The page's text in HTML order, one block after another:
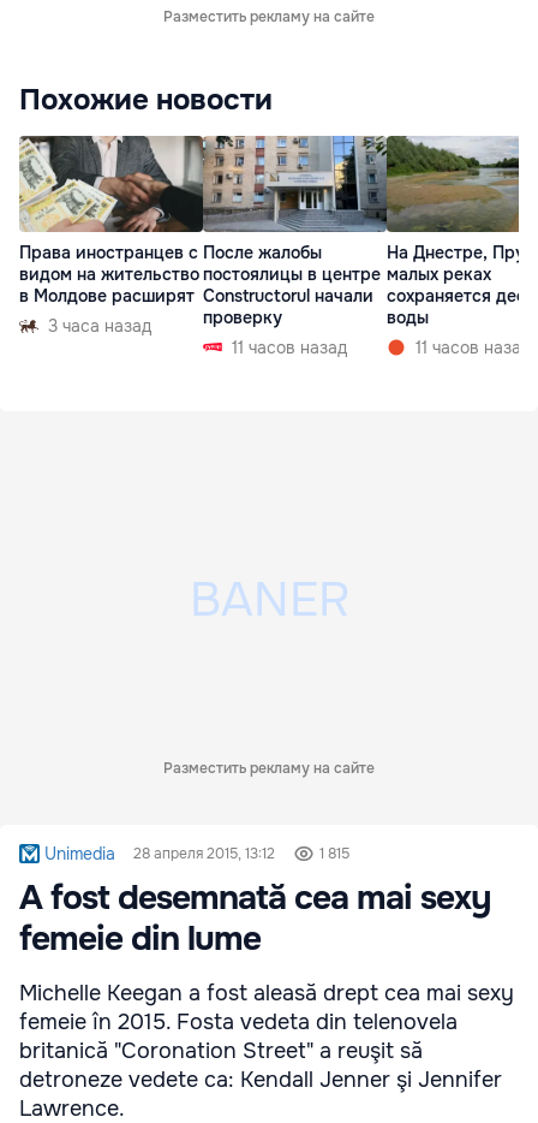
Разместить рекламу на сайте
Похожие новости
Права иностранцев с
видом на жительство
в Молдове расширят
3 часа назад
После жалобы
постоялицы в центре
Constructorul начали
проверку
11 часов назад
На Днестре,
малых реках
сохраняется
воды
11 часов назад
Разместить рекламу на сайте
Unimedia 28 апреля 2015, 13:12 1 815
A fost desemnată cea mai sexy
femeie din lume
Michelle Keegan a fost aleasă drept cea mai sexy
femeie în 2015. Fosta vedeta din telenovela
britanică "Coronation Street" a reuşit să
detroneze vedete ca: Kendall Jenner şi Jennifer
Lawrence.